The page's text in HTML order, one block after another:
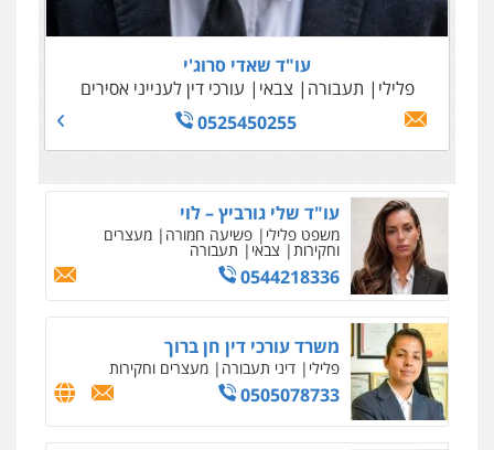
0509100397
עו"ד שאדי סרוג'י
פלילי
תעבורה צבאי
עורכי דין לענייני אסירים
0525450255
0545243703
עו"ד נדב גרינולד
פלילי תעבורה עורכי דין לענייני אסירים צבאי
0508848606
0509230800
גיל דביר – משרד עורכי דין
פשיעה כלכלית צווארון לבן
סלימאן אבו שעירה – משרד עורכי דין
פלילי בטחוני צבאי נזיקין
0547780927
עו"ד אסף גונן
פלילי פשע חמור תעבורה צבא מעצרים
וחקירות
0542255161